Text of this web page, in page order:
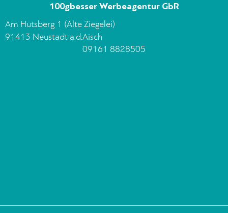
100gbesser Werbeagentur GbR
Am Hutsberg 1 (Alte Ziegelei)
91413 Neustadt a.d.Aisch
09161 8828505